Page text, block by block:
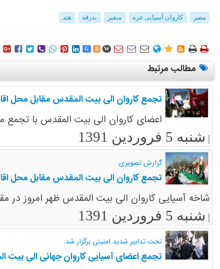
مصر کاروان آسیایی غزه سفیر بدرقه هند
       G B W        
مطالب مرتبط
تجمع کاروان الی بیت المقدس مقابل محل
اعضای کاروان الی بیت المقدس با تجمع
شنبه 5 فروردین 1391
گزارش تصویری:
تجمع کاروان الی بیت المقدس مقابل محل
شاخه آسیایی کاروان الی بیت المقدس ظهر امروز در
شنبه 5 فروردین 1391
تحت تدابیر شدید امنیتی برگزار شد:
تجمع اعضای آسیایی کاروان جهانی الی بیت